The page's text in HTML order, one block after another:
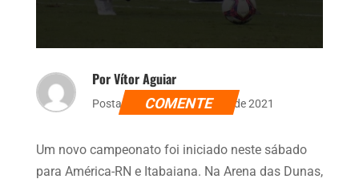
Por Vítor Aguiar
Postado dia 10 de setembro de 2021
COMENTE
Um novo campeonato foi iniciado neste sábado
para América-RN e Itabaiana. Na Arena das Dunas,